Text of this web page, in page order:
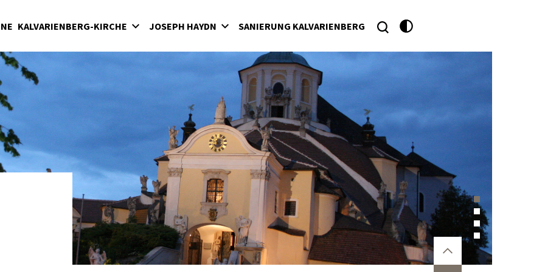
KALVARIENBERG-KIRCHE
JOSEPH HAYDN
Haydn-Mausoleum
Feierliche Messen in der Bergkirche unter
Fürst Nikolaus II. Esterházy
Seit 1898: Karfreitagsaufführungen der
"Sieben letzten Worte des Erlösers am
Kreuze" von Joseph Haydn in der Bergkirche
Haydnjahr 2009: Haydnpflege in der
Bergkirche
SANIERUNG KALVARIENBERG